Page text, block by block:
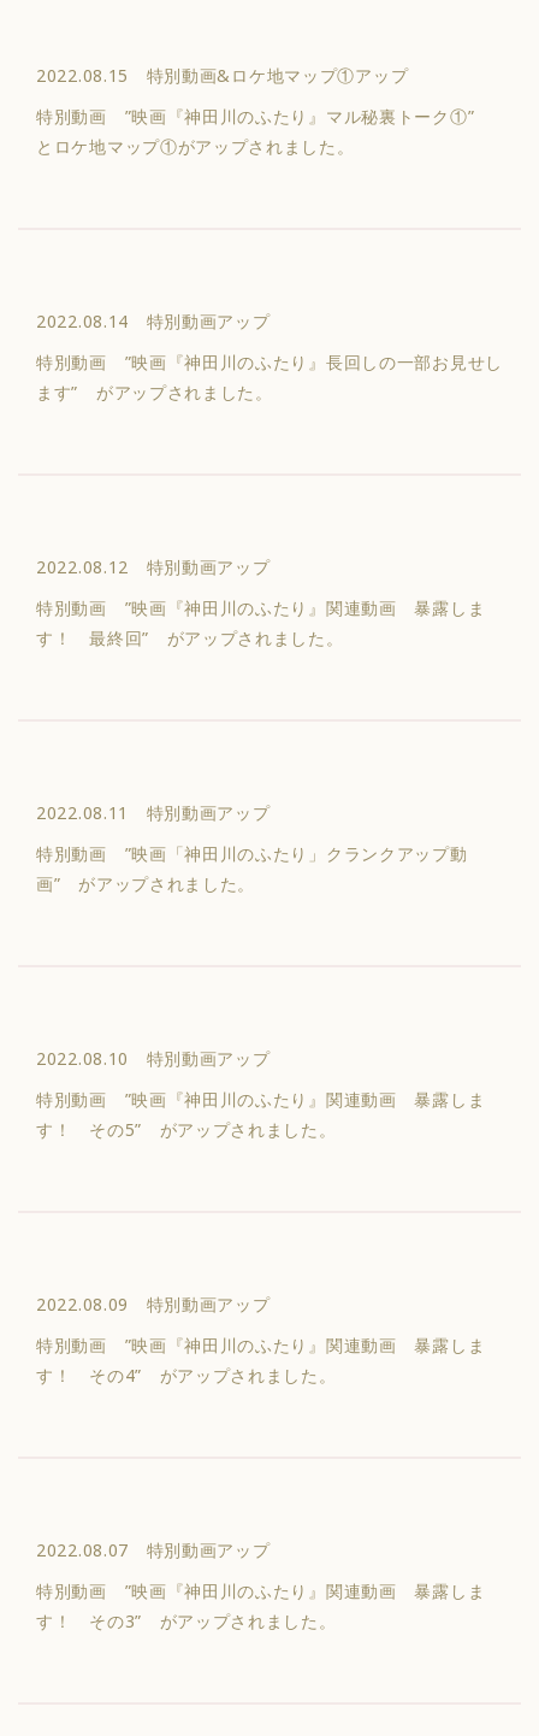
2022.08.15 特別動画&ロケ地マップ①アップ
特別動画 ”映画『神田川のふたり』マル秘裏トーク①”
とロケ地マップ①がアップされました。
2022.08.14 特別動画アップ
特別動画 ”映画『神田川のふたり』長回しの一部お見せし
ます” がアップされました。
2022.08.12 特別動画アップ
特別動画 ”映画『神田川のふたり』関連動画 暴露しま
す！ 最終回” がアップされました。
2022.08.11 特別動画アップ
特別動画 ”映画「神田川のふたり」クランクアップ動
画” がアップされました。
2022.08.10 特別動画アップ
特別動画 ”映画『神田川のふたり』関連動画 暴露しま
す！ その5” がアップされました。
2022.08.09 特別動画アップ
特別動画 ”映画『神田川のふたり』関連動画 暴露しま
す！ その4” がアップされました。
2022.08.07 特別動画アップ
特別動画 ”映画『神田川のふたり』関連動画 暴露しま
す！ その3” がアップされました。